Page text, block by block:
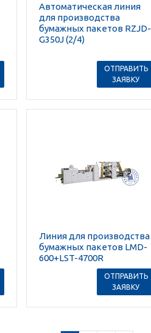
Автоматическая линия
для производства
бумажных пакетов RZJD-
G350J (2/4)
ОТПРАВИТЬ
ЗАЯВКУ
Линия для производства
бумажных пакетов LMD-
600+LST-4700R
ОТПРАВИТЬ
ЗАЯВКУ